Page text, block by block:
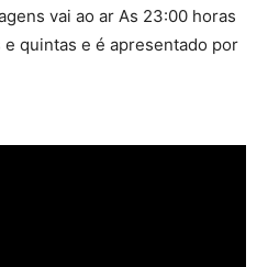
vai ao ar As 23:00 horas
quintas e é apresentado por